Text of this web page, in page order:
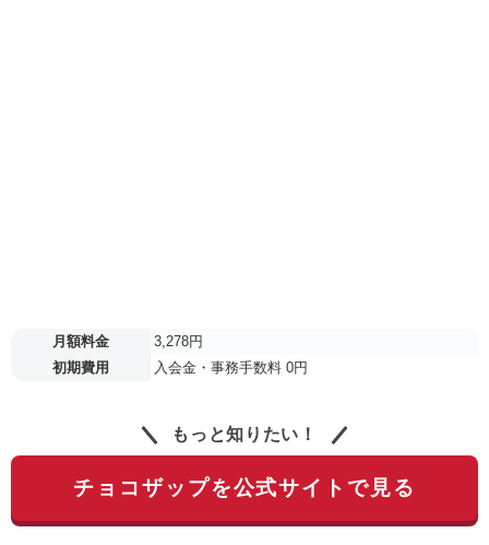
月額料金
3,278円
初期費用
入会金・事務手数料 0円
もっと知りたい！
チョコザップを公式サイトで見る